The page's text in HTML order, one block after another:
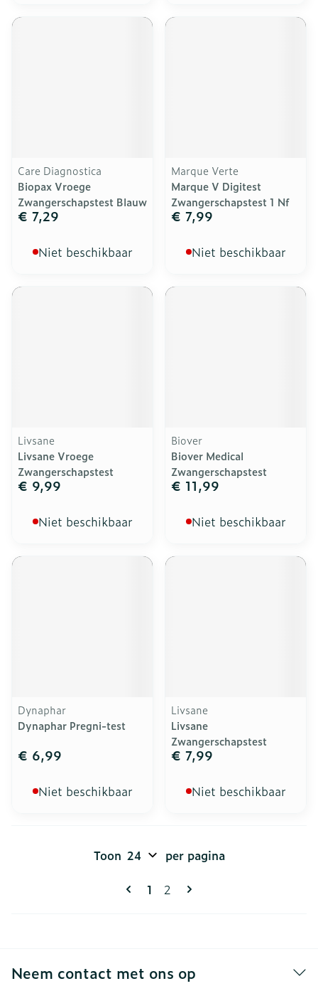
Care Diagnostica
Biopax Vroege
Zwangerschapstest Blauw
€ 7,29
Niet beschikbaar
Marque Verte
Marque V Digitest
Zwangerschapstest 1 Nf
€ 7,99
Niet beschikbaar
Livsane
Livsane Vroege
Zwangerschapstest
€ 9,99
Niet beschikbaar
Biover
Biover Medical
Zwangerschapstest
€ 11,99
Niet beschikbaar
Dynaphar
Dynaphar Pregni-test
€ 6,99
Niet beschikbaar
Livsane
Livsane
Zwangerschapstest
€ 7,99
Niet beschikbaar
Pagina's
U lees momenteel pagina
1 Pagina
2
Toon per pagina
Neem contact met ons op